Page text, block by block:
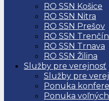
RO SSN Košice
RO SSN Nitra
RO SSN Prešov
RO SSN Trenčín
RO SSN Trnava
RO SSN Žilina
Služby pre verejnosť
Služby pre
Ponuka
Ponuka